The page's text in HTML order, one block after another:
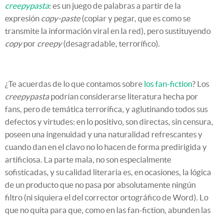
creepypasta: es un juego de palabras a partir de la
expresión copy-paste(copiar y pegar, que es como se
transmite la información viral en la red), pero sustituyendo
copypor creepy(desagradable, terrorífico).
¿Te acuerdas de lo que contamos sobre los fan-fiction? Los
creepypasta podrían considerarse literatura hecha por
fans, pero de temática terrorífica, y aglutinando todos sus
defectos y virtudes: en lo positivo, son directas, sin censura,
poseen una ingenuidad y una naturalidad refrescantes y
cuando dan en el clavo no lo hacen de forma predirigida y
artificiosa. La parte mala, no son especialmente
sofisticadas, y su calidad literaria es, en ocasiones, la lógica
de un producto que no pasa por absolutamente ningún
filtro (ni siquiera el del corrector ortográfico de Word). Lo
que no quita para que, como en las fan-fiction, abunden las